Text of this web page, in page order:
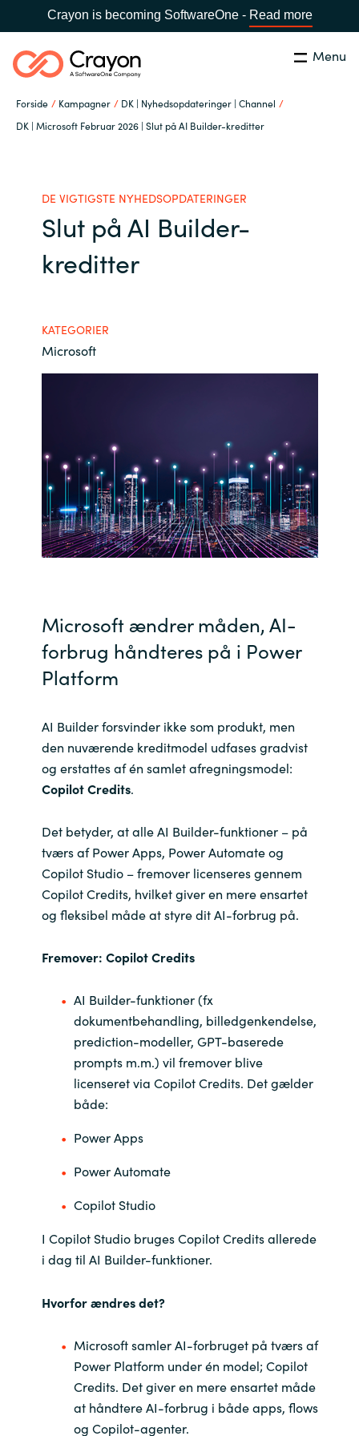
Crayon is becoming SoftwareOne - Read more
Menu
Forside Kampagner
DK | Nyhedsopdateringer | Channel
DK | Microsoft Februar 2026 | Slut på AI Builder-kreditter
Global site
Denmark
Estonia
Finland
Germany
India
Kingdom of Saudi Arabia
Kuwait
Latvia
Lithuania
Malaysia
Middle East
Netherlands
Poland
Romania
Serbia
Søg Luk
Om os
Softwarepartnere
Viden
Kontakt os
DE VIGTIGSTE NYHEDSOPDATERINGER
Slut på AI Builder-
kreditter
KATEGORIER
Microsoft
Microsoft ændrer måden, AI-
forbrug håndteres på i Power
Platform
AI Builder forsvinder ikke som produkt, men
den nuværende kreditmodel udfases gradvist
og erstattes af én samlet afregningsmodel:
Copilot Credits.
Det betyder, at alle AI Builder-funktioner – på
tværs af Power Apps, Power Automate og
Copilot Studio – fremover licenseres gennem
Copilot Credits, hvilket giver en mere ensartet
og fleksibel måde at styre dit AI-forbrug på.
Fremover: Copilot Credits
AI Builder-funktioner (fx
dokumentbehandling, billedgenkendelse,
prediction-modeller, GPT-baserede
prompts m.m.) vil fremover blive
licenseret via Copilot Credits. Det gælder
både:
Power Apps
Power Automate
Copilot Studio
I Copilot Studio bruges Copilot Credits allerede
i dag til AI Builder-funktioner.
Hvorfor ændres det?
Microsoft samler AI-forbruget på tværs af
Power Platform under én model; Copilot
Credits. Det giver en mere ensartet måde
at håndtere AI-forbrug i både apps, flows
og Copilot-agenter.